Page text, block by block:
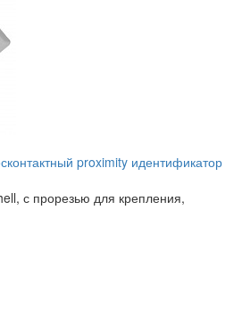
proximity идентификатор
с прорезью для крепления,